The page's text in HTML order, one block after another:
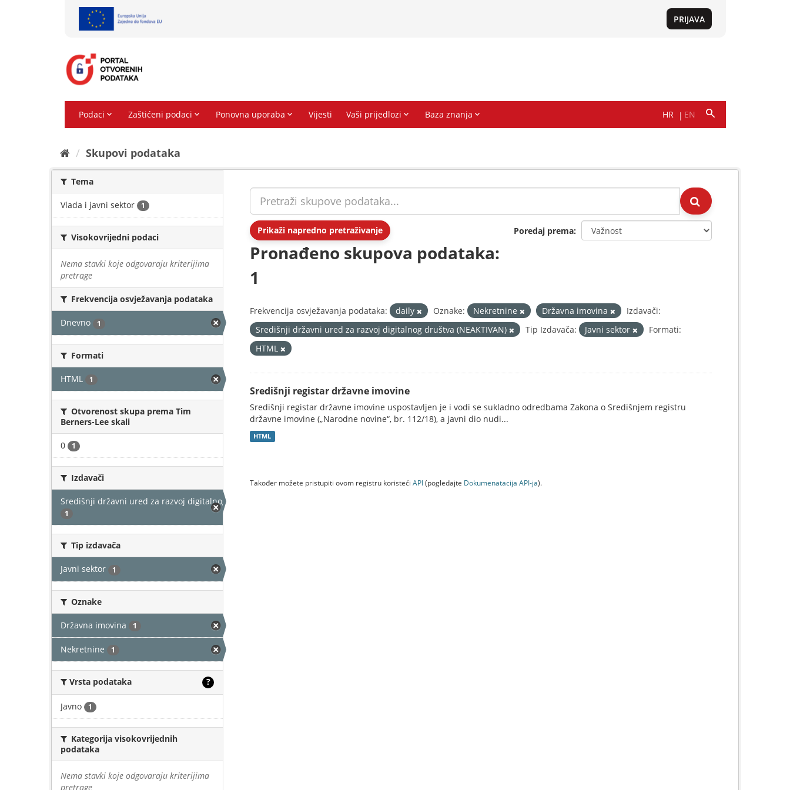
Skupovi podаtаkа
Tema
Vlada i javni sektor 1
Visokovrijedni podaci
Nema stavki koje odgovaraju kriterijima
pretrage
Frekvencija osvježavanja podataka
Dnevno 1
Formati
HTML 1
Otvorenost skupa prema Tim
Berners-Lee skali
0 1
Izdavači
Središnji državni ured za razvoj digitalnog društva (NEAKTIVAN)
1
Tip izdavača
Javni sektor 1
Oznake
Državna imovina 1
Nekretnine 1
Vrsta podataka ?
Javno 1
Kategorija visokovrijednih
podataka
Nema stavki koje odgovaraju kriterijima
pretrage
Prikaži napredno pretraživanje Poredaj prema
Pronađeno skupova podataka:
1
Frekvencija osvježavanja podataka: daily Oznake: Nekretnine Državna imovina
Izdavači:
Središnji državni ured za razvoj digitalnog društva (NEAKTIVAN)
Tip Izdavača: Javni sektor
Formati:
HTML
Središnji registar državne imovine
Središnji registar državne imovine uspostavljen je i vodi se sukladno odredbama Zakona o Središnjem registru
državne imovine („Narodne novine“, br. 112/18), a javni dio nudi...
HTML
Također možete pristupiti ovom registru koristeći API(pogledajte Dokumenаtаcijа API-jа).